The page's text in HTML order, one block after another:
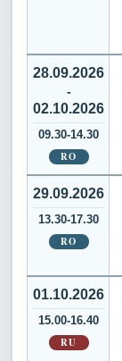
28.09.2026
-
02.10.2026
09.30-14.30
RO
29.09.2026
13.30-17.30
RO
01.10.2026
15.00-16.40
RU